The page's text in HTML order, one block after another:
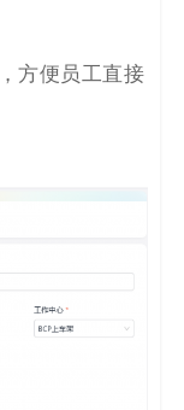
方便员工直接